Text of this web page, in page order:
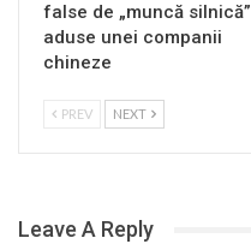
false de „muncă silnică”
aduse unei companii
chineze
PREV NEXT
Leave A Reply